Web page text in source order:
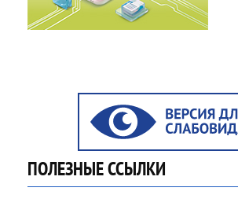
ПОЛЕЗНЫЕ ССЫЛКИ